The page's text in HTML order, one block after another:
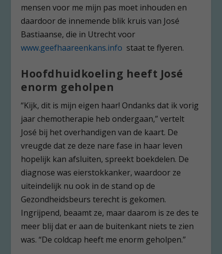
mensen voor me mijn pas moet inhouden en
daardoor de innemende blik kruis van José
Bastiaanse, die in Utrecht voor
www.geefhaareenkans.info staat te flyeren.
Hoofdhuidkoeling heeft José
enorm geholpen
“Kijk, dit is mijn eigen haar! Ondanks dat ik vorig
jaar chemotherapie heb ondergaan,” vertelt
José bij het overhandigen van de kaart. De
vreugde dat ze deze nare fase in haar leven
hopelijk kan afsluiten, spreekt boekdelen. De
diagnose was eierstokkanker, waardoor ze
uiteindelijk nu ook in de stand op de
Gezondheidsbeurs terecht is gekomen.
Ingrijpend, beaamt ze, maar daarom is ze des te
meer blij dat er aan de buitenkant niets te zien
was. “De coldcap heeft me enorm geholpen.”